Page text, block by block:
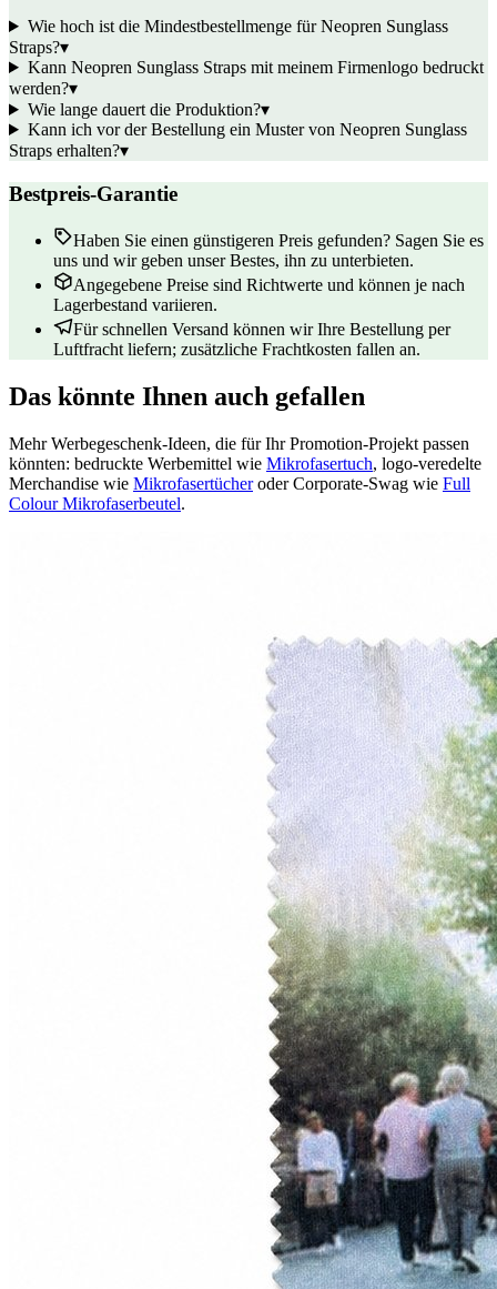
Wie hoch ist die Mindestbestellmenge für Neopren Sunglass
Straps?▾
Kann Neopren Sunglass Straps mit meinem Firmenlogo bedruckt
werden?▾
Wie lange dauert die Produktion?▾
Kann ich vor der Bestellung ein Muster von Neopren Sunglass
Straps erhalten?▾
Bestpreis-Garantie
Haben Sie einen günstigeren Preis gefunden? Sagen Sie es
uns und wir geben unser Bestes, ihn zu unterbieten.
Angegebene Preise sind Richtwerte und können je nach
Lagerbestand variieren.
Für schnellen Versand können wir Ihre Bestellung per
Luftfracht liefern; zusätzliche Frachtkosten fallen an.
Das könnte Ihnen auch gefallen
Mehr Werbegeschenk-Ideen, die für Ihr Promotion-Projekt passen
könnten: bedruckte Werbemittel wie Mikrofasertuch, logo-veredelte
Merchandise wie Mikrofasertücheroder Corporate-Swag wie Full
Colour Mikrofaserbeutel.